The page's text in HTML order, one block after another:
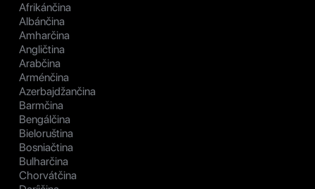
Afrikánčina
Albánčina
Amharčina
Angličtina
Arabčina
Arménčina
Azerbajdžančina
Barmčina
Bengálčina
Bieloruština
Bosniačtina
Bulharčina
Chorvátčina